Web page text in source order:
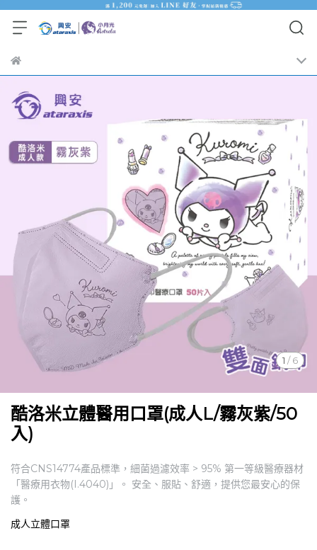
1 / 6
酷洛米立體醫用口罩(成人L/霧灰紫/50
入)
符合CNS14774產品標準，細菌過濾效率 > 95% 第一等級醫療器材
「醫療用衣物(I.4040)」。 安全、服貼、舒適，提供您最安心的保
護。
成人立體口罩